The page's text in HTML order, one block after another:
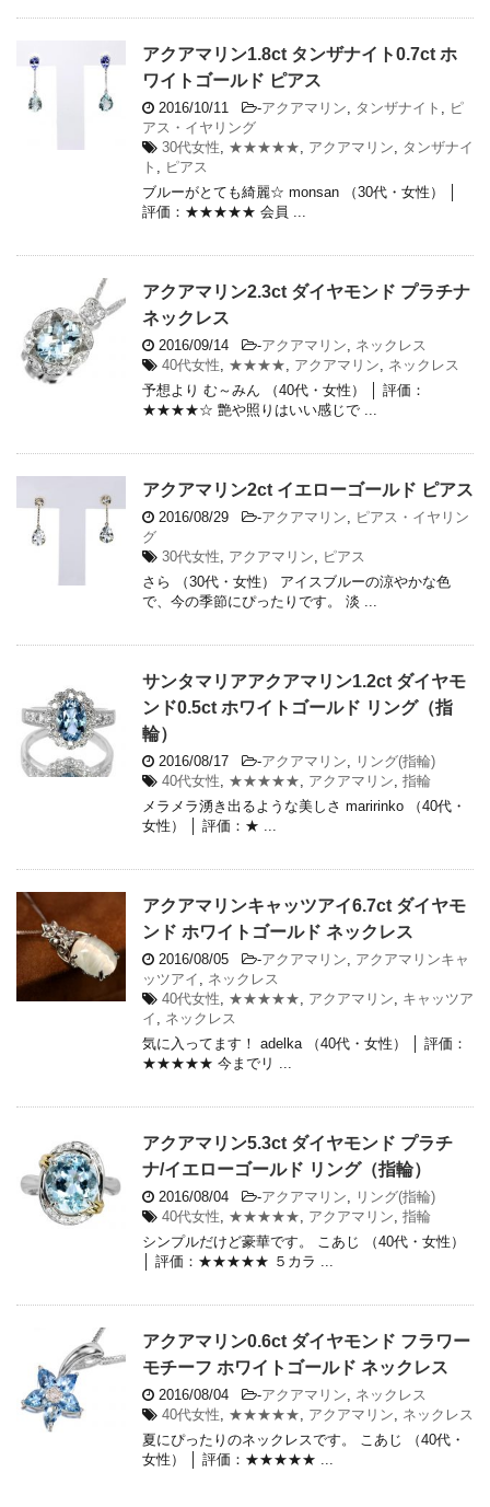
アクアマリン1.8ct タンザナイト0.7ct ホ
ワイトゴールド ピアス
2016/10/11 -アクアマリン タンザナイト
ピ
アス・イヤリング
30代女性
★★★★★ アクアマリン
タンザナイ
ト
ピアス
ブルーがとても綺麗☆ monsan （30代・女性） │
評価：★★★★★ 会員 ...
アクアマリン2.3ct ダイヤモンド プラチナ
ネックレス
2016/09/14 -アクアマリン
ネックレス
40代女性
★★★★ アクアマリン
ネックレス
予想より む～みん （40代・女性） │ 評価：
★★★★☆ 艶や照りはいい感じで ...
アクアマリン2ct イエローゴールド ピアス
2016/08/29 -アクアマリン
ピアス・イヤリン
グ
30代女性
アクアマリン
ピアス
さら （30代・女性） アイスブルーの涼やかな色
で、今の季節にぴったりです。 淡 ...
サンタマリアアクアマリン1.2ct ダイヤモ
ンド0.5ct ホワイトゴールド リング（指
輪）
2016/08/17 -アクアマリン
リング(指輪)
40代女性
★★★★★ アクアマリン 指輪
メラメラ湧き出るような美しさ maririnko （40代・
女性） │ 評価：★ ...
アクアマリンキャッツアイ6.7ct ダイヤモ
ンド ホワイトゴールド ネックレス
2016/08/05 -アクアマリン
アクアマリンキャ
ッツアイ
ネックレス
40代女性
★★★★★ アクアマリン
キャッツア
イ
ネックレス
気に入ってます！ adelka （40代・女性） │ 評価：
★★★★★ 今までリ ...
アクアマリン5.3ct ダイヤモンド プラチ
ナ/イエローゴールド リング（指輪）
2016/08/04 -アクアマリン
リング(指輪)
40代女性
★★★★★ アクアマリン 指輪
シンプルだけど豪華です。 こあじ （40代・女性）
│ 評価：★★★★★ ５カラ ...
アクアマリン0.6ct ダイヤモンド フラワー
モチーフ ホワイトゴールド ネックレス
2016/08/04 -アクアマリン
ネックレス
40代女性
★★★★★ アクアマリン
ネックレス
夏にぴったりのネックレスです。 こあじ （40代・
女性） │ 評価：★★★★★ ...